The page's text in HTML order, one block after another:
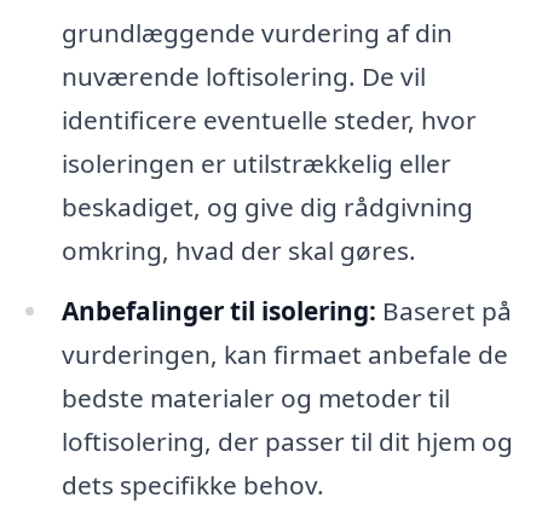
grundlæggende vurdering af din
nuværende loftisolering. De vil
identificere eventuelle steder, hvor
isoleringen er utilstrækkelig eller
beskadiget, og give dig rådgivning
omkring, hvad der skal gøres.
Anbefalinger til isolering: Baseret på
vurderingen, kan firmaet anbefale de
bedste materialer og metoder til
loftisolering, der passer til dit hjem og
dets specifikke behov.